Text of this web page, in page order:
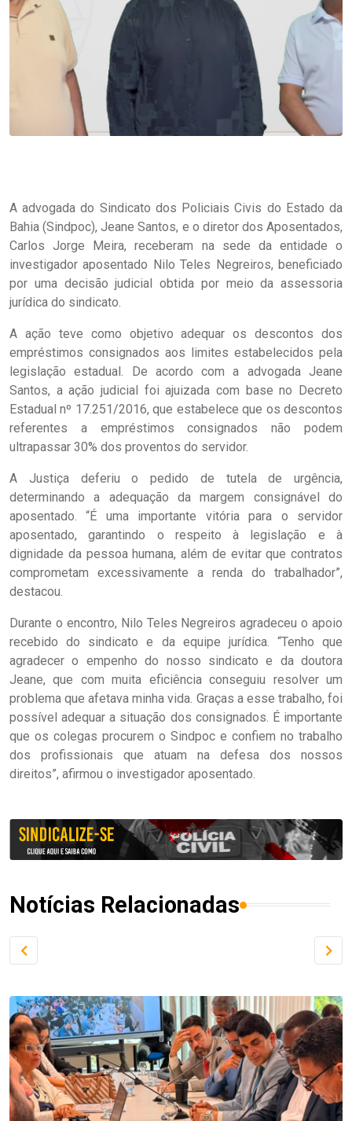
A advogada do Sindicato dos Policiais Civis do Estado da
Bahia (Sindpoc), Jeane Santos, e o diretor dos Aposentados,
Carlos Jorge Meira, receberam na sede da entidade o
investigador aposentado Nilo Teles Negreiros, beneficiado
por uma decisão judicial obtida por meio da assessoria
jurídica do sindicato.
A ação teve como objetivo adequar os descontos dos
empréstimos consignados aos limites estabelecidos pela
legislação estadual. De acordo com a advogada Jeane
Santos, a ação judicial foi ajuizada com base no Decreto
Estadual nº 17.251/2016, que estabelece que os descontos
referentes a empréstimos consignados não podem
ultrapassar 30% dos proventos do servidor.
A Justiça deferiu o pedido de tutela de urgência,
determinando a adequação da margem consignável do
aposentado. “É uma importante vitória para o servidor
aposentado, garantindo o respeito à legislação e à
dignidade da pessoa humana, além de evitar que contratos
comprometam excessivamente a renda do trabalhador”,
destacou.
Durante o encontro, Nilo Teles Negreiros agradeceu o apoio
recebido do sindicato e da equipe jurídica. “Tenho que
agradecer o empenho do nosso sindicato e da doutora
Jeane, que com muita eficiência conseguiu resolver um
problema que afetava minha vida. Graças a esse trabalho, foi
possível adequar a situação dos consignados. É importante
que os colegas procurem o Sindpoc e confiem no trabalho
dos profissionais que atuam na defesa dos nossos
direitos”, afirmou o investigador aposentado.
Notícias Relacionadas